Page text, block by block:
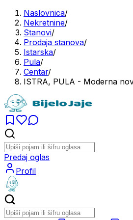
Naslovnica/
Nekretnine/
Stanovi/
Prodaja stanova/
Istarska/
Pula/
Centar/
ISTRA, PULA - Moderna
Predaj oglas
Profil